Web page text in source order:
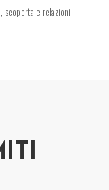
scoperta e relazioni